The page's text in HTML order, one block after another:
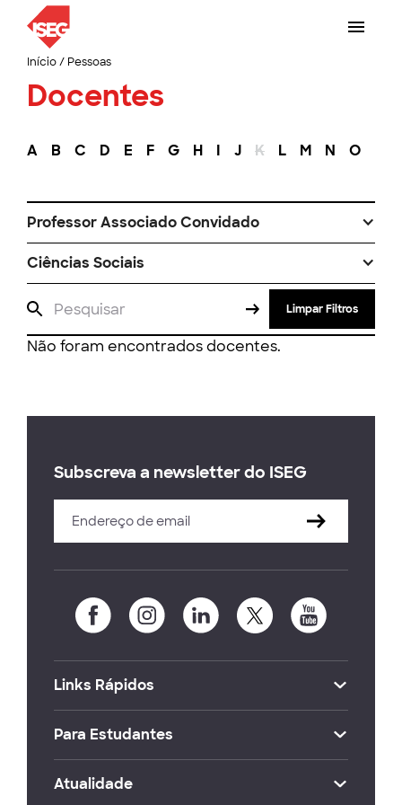
Início/ Pessoas
Docentes
A B C D E F G H I J K L M N O
Professor Associado Convidado
Ciências Sociais
Limpar Filtros
Não foram encontrados docentes.
Subscreva a newsletter do ISEG
Links Rápidos
Para Estudantes
Atualidade